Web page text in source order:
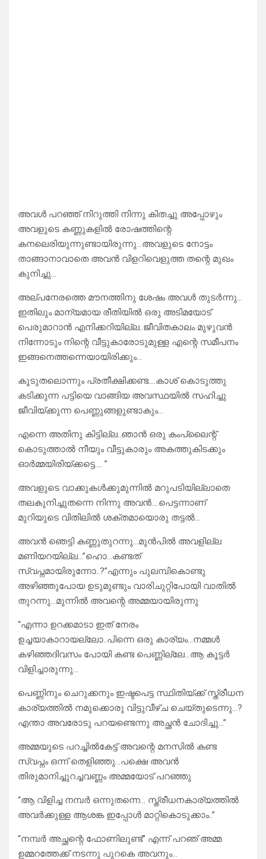
അവൾ പറഞ്ഞ് നിറുത്തി നിന്നു കിതച്ചു അപ്പോഴും
അവളുടെ കണ്ണുകളിൽ രോഷത്തിന്റെ
കനലെരിയുന്നുണ്ടായിരുന്നു…അവളുടെ നോട്ടം
താങ്ങാനാവാതെ അവൻ വിളറിവെളുത്ത തന്റെ മുഖം
കുനിച്ചു…
അല്പനേരത്തെ മൗനത്തിനു ശേഷം അവൾ തുടർന്നു…
ഇതിലും മാന്യമായ രീതിയിൽ ഒരു അടിമയോട്
പെരുമാറാൻ എനിക്കറിയില്ല..ജീവിതകാലം മുഴുവൻ
നിന്നോടും നിന്റെ വീട്ടുകാരോടുമുള്ള എന്റെ സമീപനം
ഇങ്ങനെത്തന്നെയായിരിക്കും…
കൂടുതലൊന്നും പ്രതീക്ഷിക്കണ്ട….കാശ് കൊടുത്തു
കടിക്കുന്ന പട്ടിയെ വാങ്ങിയ അവസ്ഥയിൽ സഹിച്ചു
ജീവിയ്ക്കുന്ന പെണ്ണുങ്ങളുണ്ടാകും…
എന്നെ അതിനു കിട്ടില്ല..ഞാൻ ഒരു കംപ്ലൈന്റ്
കൊടുത്താൽ നീയും വീട്ടുകാരും അകത്തുകിടക്കും
ഓർമ്മയിരിയ്ക്കട്ടെ…. ”
അവളുടെ വാക്കുകൾക്കുമുന്നിൽ മറുപടിയില്ലാതെ
തലകുനിച്ചുതന്നെ നിന്നു അവൻ….പെട്ടന്നാണ്
മുറിയുടെ വിതിലിൽ ശക്തമായൊരു തട്ടൽ…
അവൻ ഞെട്ടി കണ്ണുതുറന്നു…മുൻപിൽ അവളില്ല
മണിയറയില്ല…”ഹൊ…കണ്ടത്
സ്വപ്നമായിരുന്നോ..?”എന്നും പുലമ്പികൊണ്ടു
അഴിഞ്ഞുപോയ ഉടുമുണ്ടും വാരിചുറ്റിപോയി വാതിൽ
തുറന്നു…മുന്നിൽ അവന്റെ അമ്മയായിരുന്നു
“എന്നാ ഉറക്കമാടാ ഇത് നേരം
ഉച്ചയാകാറായല്ലോ..പിന്നെ ഒരു കാര്യം…നമ്മൾ
കഴിഞ്ഞദിവസം പോയി കണ്ട പെണ്ണില്ലേ…ആ കൂട്ടർ
വിളിച്ചാരുന്നു…
പെണ്ണിനും ചെറുക്കനും ഇഷ്ടപെട്ട സ്ഥിതിയ്ക്ക് സ്ത്രീധന
കാര്യത്തിൽ നമുക്കൊരു വിട്ടുവീഴ്ച ചെയ്തുടെന്നു…?
എന്താ അവരോടു പറയണ്ടെന്നു അച്ഛൻ ചോദിച്ചു…”
അമ്മയുടെ പറച്ചിൽകേട്ട് അവന്റെ മനസിൽ കണ്ട
സ്വപ്നം ഒന്ന് തെളിഞ്ഞു…പക്ഷെ അവൻ
തിരുമാനിച്ചുറച്ചവണ്ണം അമ്മയോട് പറഞ്ഞു
“ആ വിളിച്ച നമ്പർ ഒന്നുതന്നെ… സ്ത്രീധനകാര്യത്തിൽ
അവർക്കുള്ള ആശങ്ക ഇപ്പോൾ മാറ്റികൊടുക്കാം..”
“നമ്പർ അച്ഛന്റെ ഫോണിലുണ്ട്” എന്ന് പറഞ് അമ്മ
ഉമ്മറത്തേക്ക് നടന്നു പുറകെ അവനും…